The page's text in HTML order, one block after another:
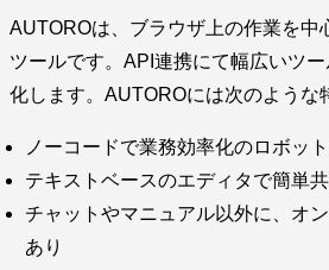
AUTOROは、ブラウザ上の作業を中
ツールです。API連携にて幅広いツ
化します。AUTOROには次のような
ノーコードで業務効率化のロボッ
テキストベースのエディタで簡単
チャットやマニュアル以外に、オ
あり